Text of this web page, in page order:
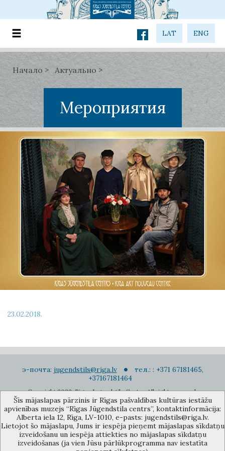
LAT ENG
Начало Актуально
Мероприятия
23.02.2018.
э-почта: jugendstils@riga.lv
тел.: : +371 67181465,
+37167181464
Copyright 2022. Rigas Jugendstila Centrs. All right reserved.
Подписаться на новости
Šīs mājaslapas pārzinis ir Rīgas pašvaldības kultūras iestāžu
apvienības muzejs “Rīgas Jūgendstila centrs”, kontaktinformācija:
Alberta iela 12, Rīga, LV-1010, e-pasts: jugendstils@riga.lv.
Lietojot šo mājaslapu, Jums ir iespēja pieņemt mājaslapas sīkdatņu
izveidošanu un iespēja attiekties no mājaslapas sīkdatņu
izveidošanas (ja vien Jūsu pārlūkprogramma nav iestatīta